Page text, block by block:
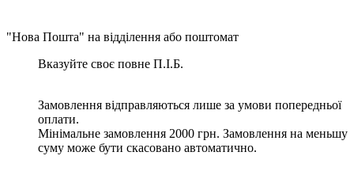
"Нова Пошта" на відділення або поштомат
Вказуйте своє повне П.І.Б.
Замовлення відправляються лише за умови попередньої
оплати.
Мінімальне замовлення 2000 грн. Замовлення на меньшу
суму може бути скасовано автоматично.